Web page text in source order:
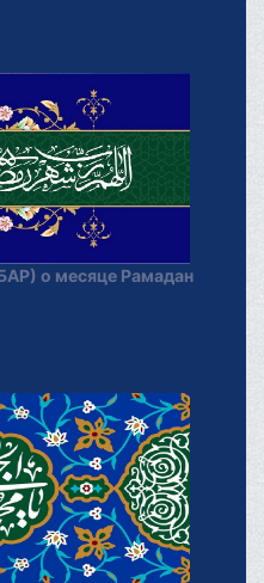
о месяце Рамадан